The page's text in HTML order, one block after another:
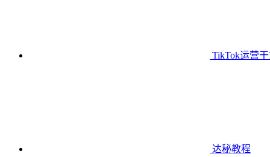
TikTok运营
达秘教程